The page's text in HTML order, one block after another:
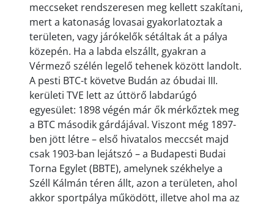
meccseket rendszeresen meg kellett szakítani,
mert a katonaság lovasai gyakorlatoztak a
területen, vagy járókelők sétáltak át a pálya
közepén. Ha a labda elszállt, gyakran a
Vérmező szélén legelő tehenek között landolt.
A pesti BTC-t követve Budán az óbudai III.
kerületi TVE lett az úttörő labdarúgó
egyesület: 1898 végén már ők mérkőztek meg
a BTC második gárdájával. Viszont még 1897-
ben jött létre – első hivatalos meccsét majd
csak 1903-ban lejátszó – a Budapesti Budai
Torna Egylet (BBTE), amelynek székhelye a
Széll Kálmán téren állt, azon a területen, ahol
akkor sportpálya működött, illetve ahol ma az